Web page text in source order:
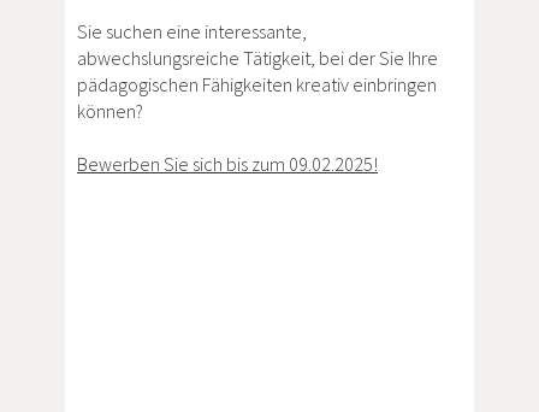
Sie suchen eine interessante,
abwechslungsreiche Tätigkeit, bei der Sie Ihre
pädagogischen Fähigkeiten kreativ einbringen
können?
Bewerben Sie sich bis zum 09.02.2025!